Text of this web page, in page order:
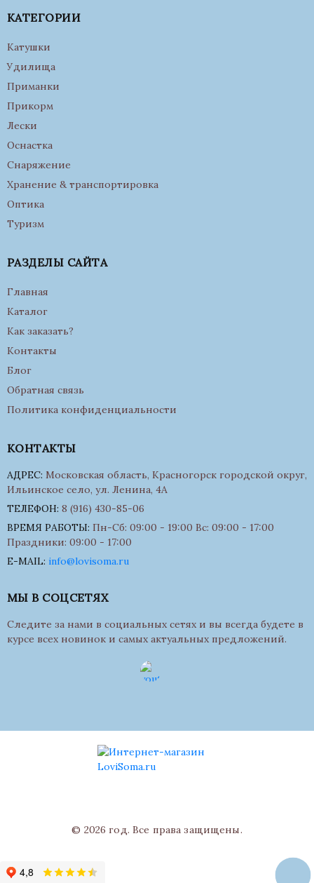
КАТЕГОРИИ
Катушки
Удилища
Приманки
Прикорм
Лески
Оснастка
Снаряжение
Хранение & транспортировка
Оптика
Туризм
РАЗДЕЛЫ САЙТА
Главная
Каталог
Как заказать?
Контакты
Блог
Обратная связь
Политика конфиденциальности
КОНТАКТЫ
АДРЕС: Московская область, Красногорск городской округ,
Ильинское село, ул. Ленина, 4А
ТЕЛЕФОН: 8 (916) 430-85-06
ВРЕМЯ РАБОТЫ: Пн-Сб: 09:00 - 19:00 Вс: 09:00 - 17:00
Праздники: 09:00 - 17:00
E-MAIL: info@lovisoma.ru
МЫ В СОЦСЕТЯХ
Следите за нами в социальных сетях и вы всегда будете в
курсе всех новинок и самых актуальных предложений.
© 2026 год. Все права защищены.